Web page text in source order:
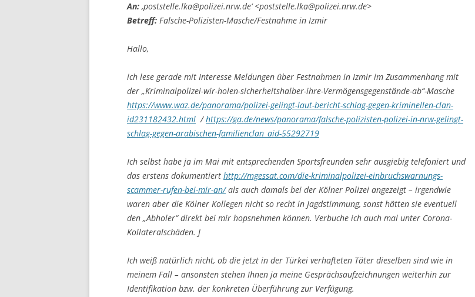
An: ‚poststelle.lka@polizei.nrw.de‘ <poststelle.lka@polizei.nrw.de>
Betreff: Falsche-Polizisten-Masche/Festnahme in Izmir
Hallo,
ich lese gerade mit Interesse Meldungen über Festnahmen in Izmir im Zusammenhang mit
der „Kriminalpolizei-wir-holen-sicherheitshalber-ihre-Vermögensgegenstände-ab“-Masche
https://www.waz.de/panorama/polizei-gelingt-laut-bericht-schlag-gegen-kriminellen-clan-
id231182432.html /https://ga.de/news/panorama/falsche-polizisten-polizei-in-nrw-gelingt-
schlag-gegen-arabischen-familienclan_aid-55292719
Ich selbst habe ja im Mai mit entsprechenden Sportsfreunden sehr ausgiebig telefoniert und
das erstens dokumentiert http://mgessat.com/die-kriminalpolizei-einbruchswarnungs-
scammer-rufen-bei-mir-an/als auch damals bei der Kölner Polizei angezeigt – irgendwie
waren aber die Kölner Kollegen nicht so recht in Jagdstimmung, sonst hätten sie eventuell
den „Abholer“ direkt bei mir hopsnehmen können. Verbuche ich auch mal unter Corona-
Kollateralschäden. J
Ich weiß natürlich nicht, ob die jetzt in der Türkei verhafteten Täter dieselben sind wie in
meinem Fall – ansonsten stehen Ihnen ja meine Gesprächsaufzeichnungen weiterhin zur
Identifikation bzw. der konkreten Überführung zur Verfügung.